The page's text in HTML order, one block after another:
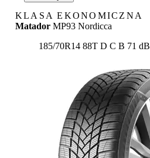
KLASA EKONOMICZNA
Matador MP93 Nordicca
185/70R14 88T Etykieta:
D C B 71 dB